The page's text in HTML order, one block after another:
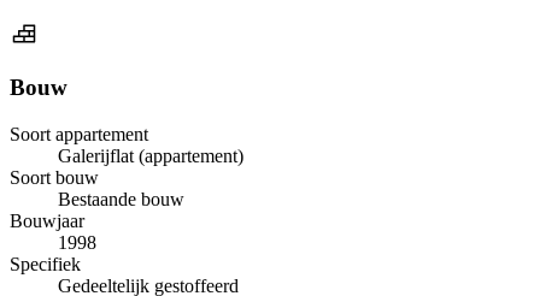
Bouw
Soort appartement
Galerijflat (appartement)
Soort bouw
Bestaande bouw
Bouwjaar
1998
Specifiek
Gedeeltelijk gestoffeerd